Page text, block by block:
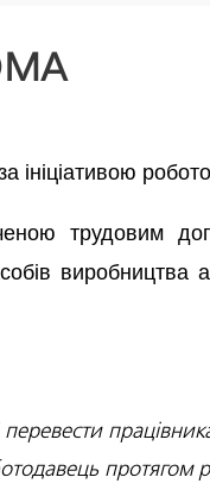
ініціативою
трудовим
протягом